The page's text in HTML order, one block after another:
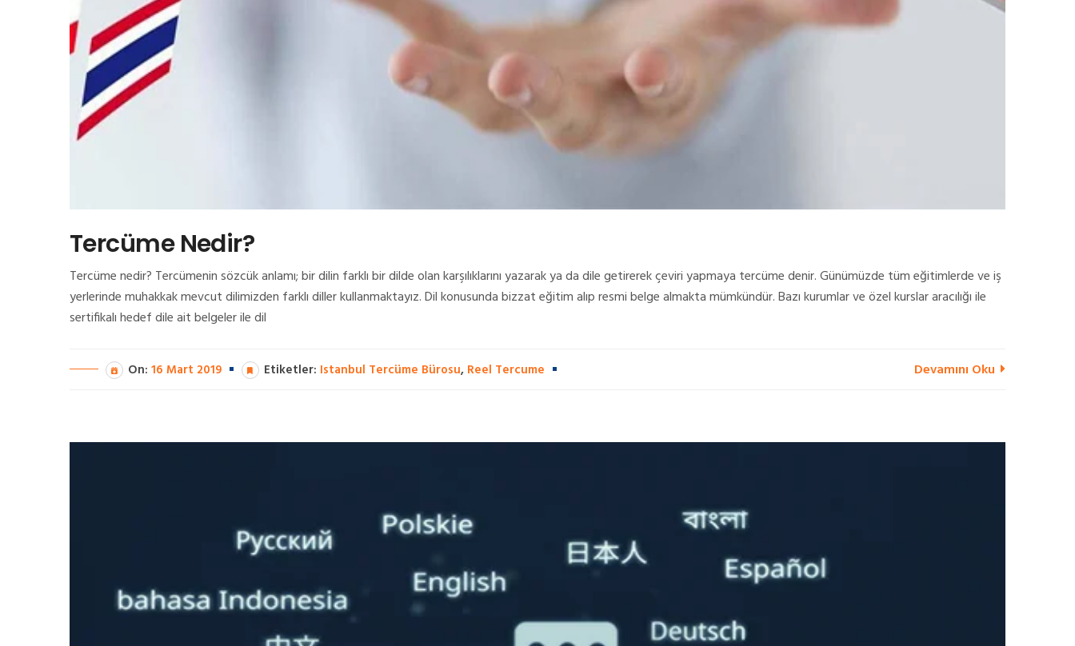
Tercüme Nedir?
Tercüme nedir? Tercümenin sözcük anlamı; bir dilin farklı bir dilde olan karşılıklarını yazarak ya da dile getirerek çeviri yapmaya tercüme denir. Günümüzde tüm eğitimlerde ve iş
yerlerinde muhakkak mevcut dilimizden farklı diller kullanmaktayız. Dil konusunda bizzat eğitim alıp resmi belge almakta mümkündür. Bazı kurumlar ve özel kurslar aracılığı ile
sertifikalı hedef dile ait belgeler ile dil
On: 16 Mart 2019 Etiketler: Istanbul Tercüme Bürosu, Reel Tercume Devamını Oku